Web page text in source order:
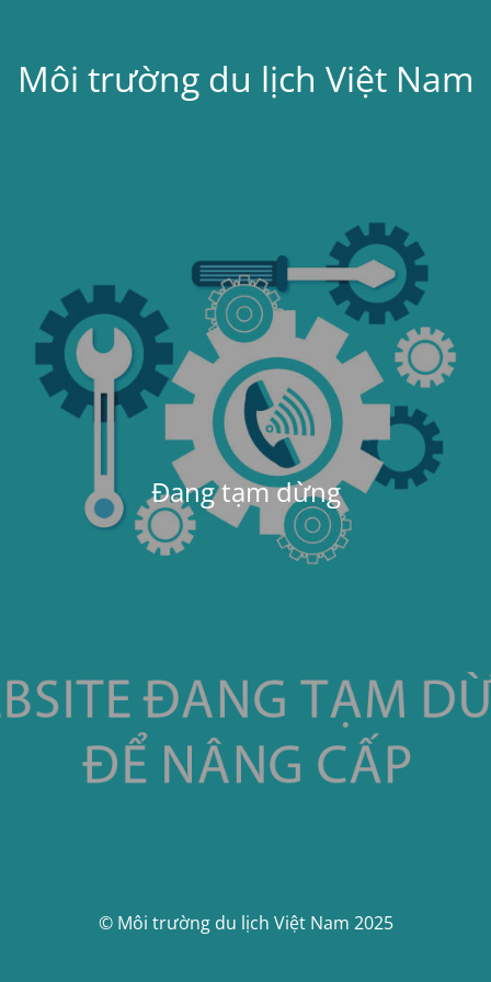
Môi trường du lịch Việt Nam
Đang tạm dừng
© Môi trường du lịch Việt Nam 2025